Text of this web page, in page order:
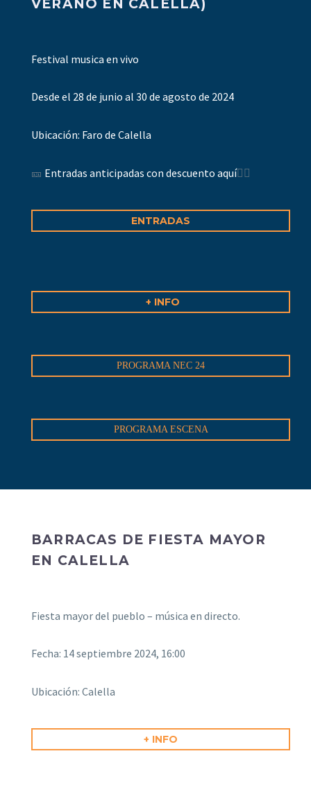
VERANO EN CALELLA)
Festival musica en vivo
Desde el 28 de junio al 30 de agosto de 2024
Ubicación: Faro de Calella
🎫 Entradas anticipadas con descuento aquí👇🏻
ENTRADAS
+ INFO
PROGRAMA NEC 24
PROGRAMA ESCENA
BARRACAS DE FIESTA MAYOR
EN CALELLA
Fiesta mayor del pueblo – música en directo.
Fecha: 14 septiembre 2024, 16:00
Ubicación: Calella
+ INFO